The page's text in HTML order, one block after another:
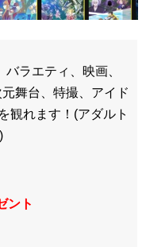
ラエティ、映画、
舞台、特撮、アイド
観れます！(アダルト
ント